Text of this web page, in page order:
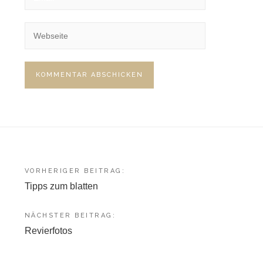
Beitragsnavigation
VORHERIGER BEITRAG:
Tipps zum blatten
NÄCHSTER BEITRAG:
Revierfotos